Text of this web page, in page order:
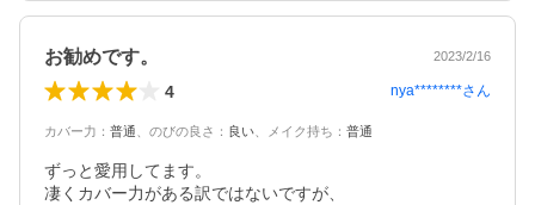
お勧めです。 2023/2/16
4 nya********さん
カバー力 ： 普通 のびの良さ ： 良い メイク持ち ： 普通
ずっと愛用してます。
凄くカバー力がある訳ではないですが、